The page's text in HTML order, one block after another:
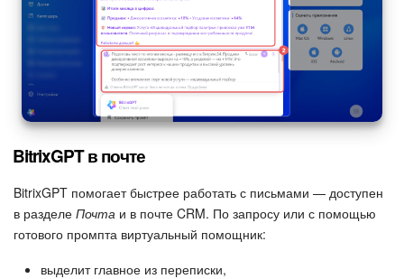
BitrixGPT в почте
BitrixGPT помогает быстрее работать с письмами — доступен
в разделе Почта и в почте CRM. По запросу или с помощью
готового промпта виртуальный помощник:
выделит главное из переписки,